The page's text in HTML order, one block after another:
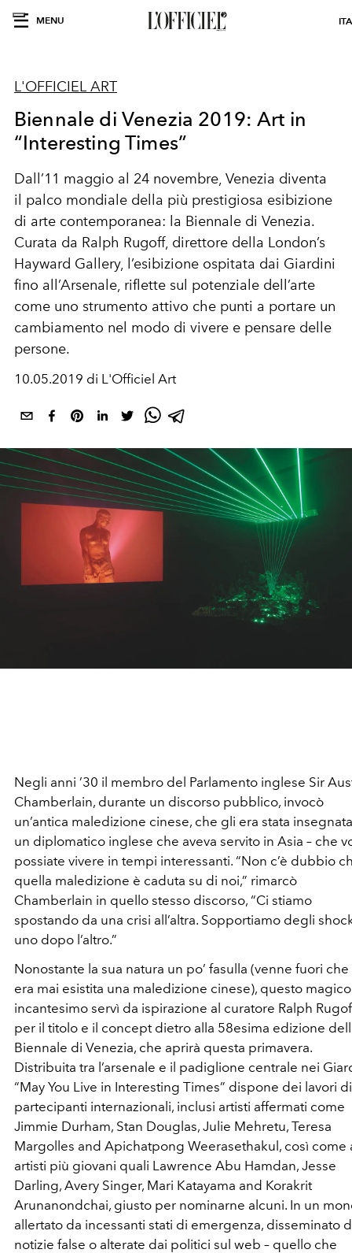
MENU
L'OFFICIEL ART
Biennale di Venezia 2019: Art in
“Interesting Times”
Dall’11 maggio al 24 novembre, Venezia diventa
il palco mondiale della più prestigiosa esibizione
di arte contemporanea: la Biennale di Venezia.
Curata da Ralph Rugoff, direttore della London’s
Hayward Gallery, l’esibizione ospitata dai Giardini
fino all’Arsenale, riflette sul potenziale dell’arte
come uno strumento attivo che punti a portare un
cambiamento nel modo di vivere e pensare delle
persone.
10.05.2019 di L'Officiel Art
Negli anni ’30 il membro del Parlamento inglese Sir
Chamberlain, durante un discorso pubblico, invocò
un’antica maledizione cinese, che gli era stata
un diplomatico inglese che aveva servito in Asia – che
possiate vivere in tempi interessanti. “Non c’è dubbio
quella maledizione è caduta su di noi,” rimarcò
Chamberlain in quello stesso discorso, “Ci stiamo
spostando da una crisi all’altra. Sopportiamo degli
uno dopo l’altro.”
Nonostante la sua natura un po’ fasulla (venne fuori
era mai esistita una maledizione cinese), questo magico
incantesimo servì da ispirazione al curatore Ralph
per il titolo e il concept dietro alla 58esima edizione
Biennale di Venezia, che aprirà questa primavera.
Distribuita tra l’arsenale e il padiglione centrale nei
“May You Live in Interesting Times” dispone dei lavori
partecipanti internazionali, inclusi artisti affermati come
Jimmie Durham, Stan Douglas, Julie Mehretu, Teresa
Margolles and Apichatpong Weerasethakul, così come
artisti più giovani quali Lawrence Abu Hamdan, Jesse
Darling, Avery Singer, Mari Katayama and Korakrit
Arunanondchai, giusto per nominarne alcuni. In un
allertato da incessanti stati di emergenza, disseminato
notizie false o alterate dai politici sul web – quello che